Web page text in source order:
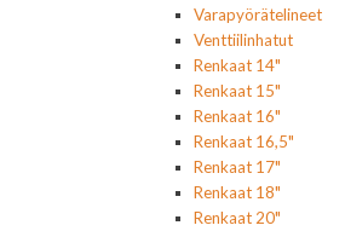
Varapyörätelineet
Venttiilinhatut
Renkaat 14"
Renkaat 15"
Renkaat 16"
Renkaat 16,5"
Renkaat 17"
Renkaat 18"
Renkaat 20"